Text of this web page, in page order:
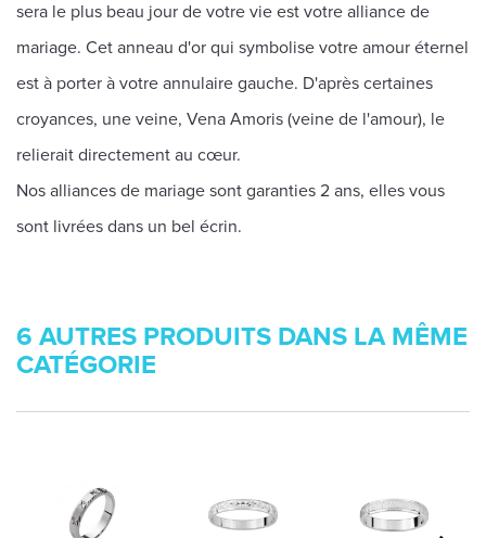
sera le plus beau jour de votre vie est votre alliance de
mariage. Cet anneau d'or qui symbolise votre amour éternel
est à porter à votre annulaire gauche. D'après certaines
croyances, une veine, Vena Amoris (veine de l'amour), le
relierait directement au cœur.
Nos alliances de mariage sont garanties 2 ans, elles vous
sont livrées dans un bel écrin.
6 AUTRES PRODUITS DANS LA MÊME
CATÉGORIE